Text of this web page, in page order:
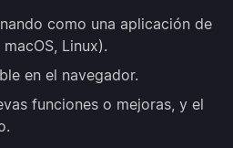
como una aplicación de
Linux).
en el navegador.
funciones o mejoras, y el